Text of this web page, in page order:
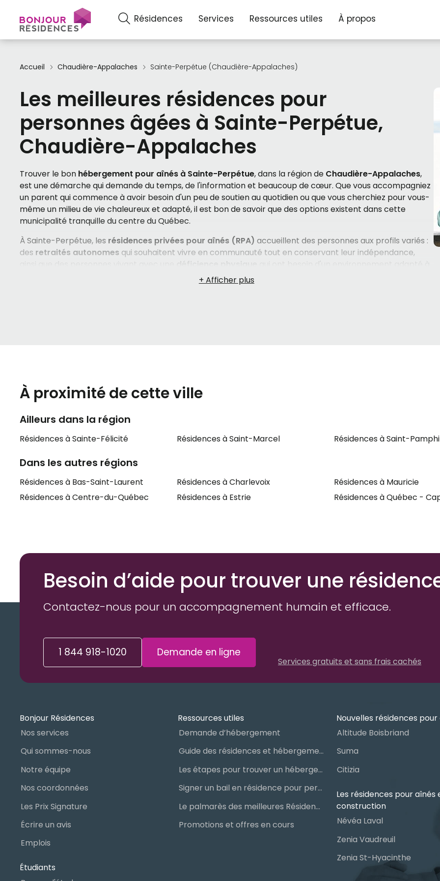
Résidences Services Ressources utiles À propos
Accueil Chaudière-Appalaches Sainte-Perpétue (Chaudière-Appalaches)
Les meilleures résidences pour
personnes âgées à Sainte-Perpétue,
Chaudière-Appalaches
Trouver le bon hébergement pour aînés à Sainte-Perpétue, dans la région de Chaudière-Appalaches,
est une démarche qui demande du temps, de l'information et beaucoup de cœur. Que vous accompagniez
un parent qui commence à avoir besoin d'un peu de soutien au quotidien ou que vous cherchiez pour vous-
même un milieu de vie chaleureux et adapté, il est bon de savoir que des options existent dans cette
municipalité tranquille du centre du Québec.
À Sainte-Perpétue, les résidences privées pour aînés (RPA) accueillent des personnes aux profils variés :
des retraités autonomes qui souhaitent vivre en communauté tout en conservant leur indépendance,
déficience physique
qui ont besoin d'un environnement adapté à
leurs besoins. Les services offerts dans ces résidences couvrent les aspects essentiels du quotidien,
entretien des vêtements et de la literie
tiennent à cette dimension culturelle. Si vous êtes proches aidants et que vous vous sentez dépassés par la
complexité de cette recherche, sachez qu'il est tout à fait normal de vouloir être guidé — cette étape de
vie mérite un accompagnement attentif et personnalisé.
À proximité de cette ville
Ailleurs dans la région
Résidences à Sainte-Félicité Résidences à Saint-Marcel Résidences à Saint-
Dans les autres régions
Résidences à Bas-Saint-Laurent
Résidences à Centre-du-Québec
Résidences à Charlevoix
Résidences à Estrie
Résidences à Mauricie
Résidences à Québec -
Besoin d’aide pour trouver une
Contactez-nous pour un accompagnement humain et efficace.
1 844 918-1020 Demande en ligne
Services gratuits et sans frais cachés
Bonjour Résidences
Nos services
Qui sommes-nous
Notre équipe
Nos coordonnées
Les Prix Signature
Écrire un avis
Emplois
Étudiants
Ressources utiles
Demande d’hébergement
Guide des résidences et hébergements pour aînés
Les étapes pour trouver un hébergement public ou privé
Signer un bail en résidence pour personnes âgées (RPA) : ce qu’il faut savoir
Le palmarès des meilleures Résidences Privées pour Aînés (RPA)
Promotions et offres en cours
Nouvelles résidences pour
Altitude Boisbriand
Suma
Citizia
Les résidences pour aînés
construction
Névéa Laval
Zenia Vaudreuil
Zenia St-Hyacinthe